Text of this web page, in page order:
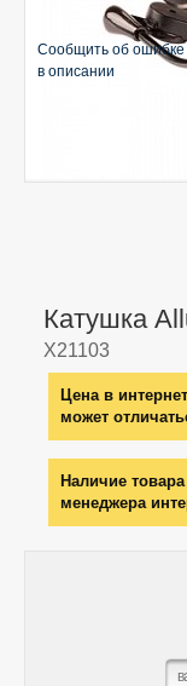
Катушка
X21103
Цена в
может
Наличие
менеджера
Сообщить об ошибке
в описании